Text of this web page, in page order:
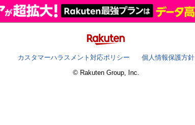
カスタマーハラスメント対応ポリシー
個人情報保護方針
© Rakuten Group, Inc.